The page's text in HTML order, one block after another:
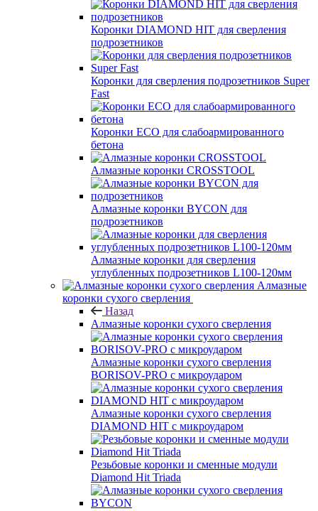
Коронки DIAMOND HIT для сверления
подрозетников
Коронки для сверления подрозетников Super
Fast
Коронки ECO для слабоармированного
бетона
Алмазные коронки CROSSTOOL
Алмазные коронки BYCON для
подрозетников
Алмазные коронки для сверления
углубленных подрозетников L100-120мм
Алмазные
коронки сухого сверления
Назад
Алмазные коронки сухого сверления
Алмазные коронки сухого сверления
BORISOV-PRO с микроударом
Алмазные коронки сухого сверления
DIAMOND HIT с микроударом
Резьбовые коронки и сменные модули
Diamond Hit Triada